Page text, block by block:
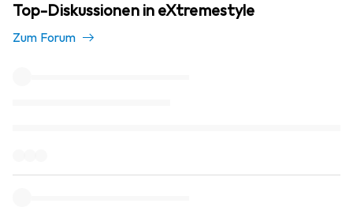
Top-Diskussionen in eXtremestyle
Zum Forum